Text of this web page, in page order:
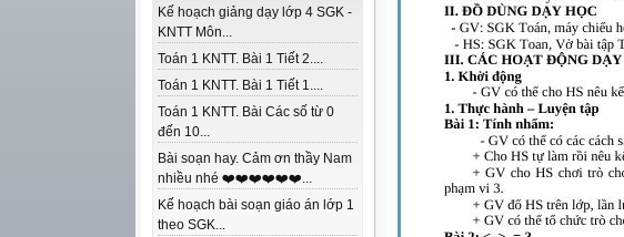
Kế hoạch giảng dạy lớp 4 SGK -
KNTT Môn...
Toán 1 KNTT. Bài 1 Tiết 2....
Toán 1 KNTT. Bài 1 Tiết 1....
Toán 1 KNTT. Bài Các số từ 0
đến 10...
Bài soạn hay. Cảm ơn thầy Nam
nhiều nhé ❤️❤️❤️❤️❤️❤️...
Kế hoạch bài soạn giáo án lớp 1
theo SGK...